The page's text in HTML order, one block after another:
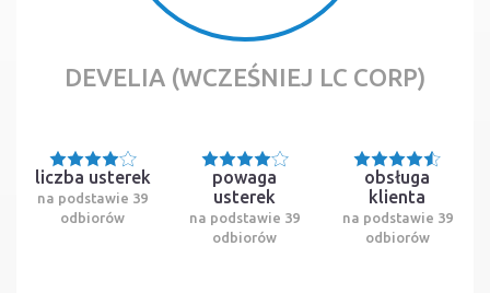
DEVELIA (WCZEŚNIEJ LC CORP)
liczba usterek
na podstawie 39
odbiorów
powaga
usterek
na podstawie 39
odbiorów
obsługa
klienta
na podstawie 39
odbiorów